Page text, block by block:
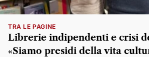
TRA LE PAGINE
Librerie indipendenti e crisi
«Siamo presidi della vita